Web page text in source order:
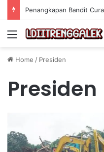
Menu
Home / Presiden
Presiden